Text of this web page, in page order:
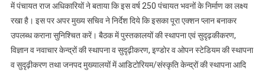
में पंचायत राज अधिकारियों ने बताया कि इस वर्ष 250 पंचायत भवनों के निर्माण का लक्ष्य
रखा है। इस पर अपर मुख्य सचिव ने निर्देश दिये कि इसका पूरा एक्शन प्लान बनाकर
उपलब्ध कराना सुनिश्चित करें। बैठक में पुस्तकालयों की स्थापना एवं सुदृढ़कीकरण,
विज्ञान व नवाचार केन्द्रों की स्थापना व सुदृढ़ीकरण, इण्डोर व ओपन स्टेडियम की स्थापना
व सुदृढ़ीकरण तथा जनपद मुख्यालयों में आडिटोरियम/संस्कृति केन्द्रों की स्थापना आदि